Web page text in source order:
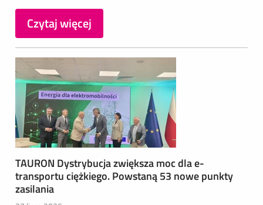
Czytaj więcej
TAURON Dystrybucja zwiększa moc dla e-
transportu ciężkiego. Powstaną 53 nowe punkty
zasilania